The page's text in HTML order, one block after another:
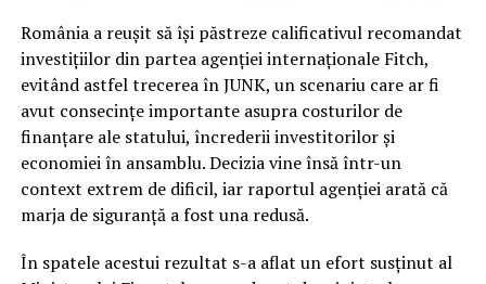
și pensiilor și riscul persistent de a fi încadrați la
categoria de risc major (junk).
În ciuda acestor vulnerabilități și a presiunii uriașe pe
finanțele publice, autoritățile române au reușit să evite
scenariul negativ. Întrebarea esențială este cum a fost
posibil acest lucru, în condițiile în care datele
economice brute erau deja cunoscute de piețe.
Răspunsul nu a stat în prezentarea unor indicatori noi,
ci în garanțiile de conduită fiscală. În timp ce
România a reușit să își păstreze calificativul recomandat
investițiilor din partea agenției internaționale Fitch,
evitând astfel trecerea în JUNK, un scenariu care ar fi
avut consecințe importante asupra costurilor de
finanțare ale statului, încrederii investitorilor și
economiei în ansamblu. Decizia vine însă într-un
context extrem de dificil, iar raportul agenției arată că
marja de siguranță a fost una redusă.
În spatele acestui rezultat s-a aflat un efort susținut al